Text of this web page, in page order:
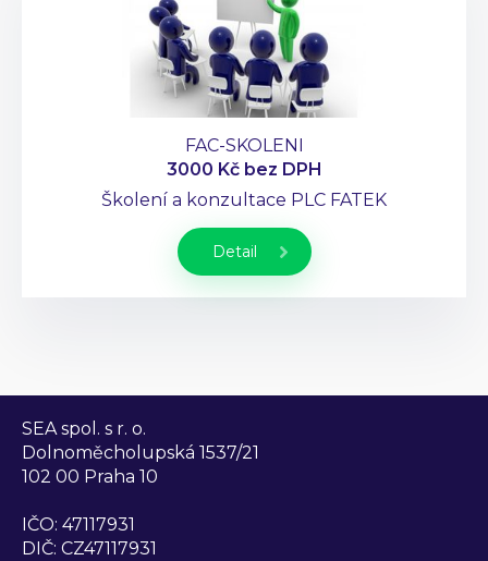
FAC-SKOLENI
3000 Kč bez DPH
Školení a konzultace PLC FATEK
Detail
SEA spol. s r. o.
Dolnoměcholupská 1537/21
102 00 Praha 10
IČO: 47117931
DIČ: CZ47117931